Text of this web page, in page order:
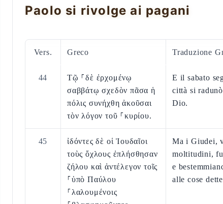
Paolo si rivolge ai pagani
Vers. Greco Traduzione
44
Τῷ ⸀δὲ ἐρχομένῳ
σαββάτῳ σχεδὸν πᾶσα ἡ
πόλις συνήχθη ἀκοῦσαι
τὸν λόγον τοῦ ⸀κυρίου.
E il sabato
città si
Dio.
45
ἰδόντες δὲ οἱ Ἰουδαῖοι
τοὺς ὄχλους ἐπλήσθησαν
ζήλου καὶ ἀντέλεγον τοῖς
⸀ὑπὸ Παύλου
⸀λαλουμένοις
Ma i Giudei,
moltitudini,
e
alle cose